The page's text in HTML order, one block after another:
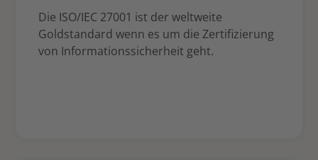
Die ISO/IEC 27001 ist der weltweite
Goldstandard wenn es um die Zertifizierung
von Informationssicherheit geht.